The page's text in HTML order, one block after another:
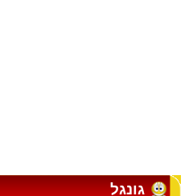
גונגל